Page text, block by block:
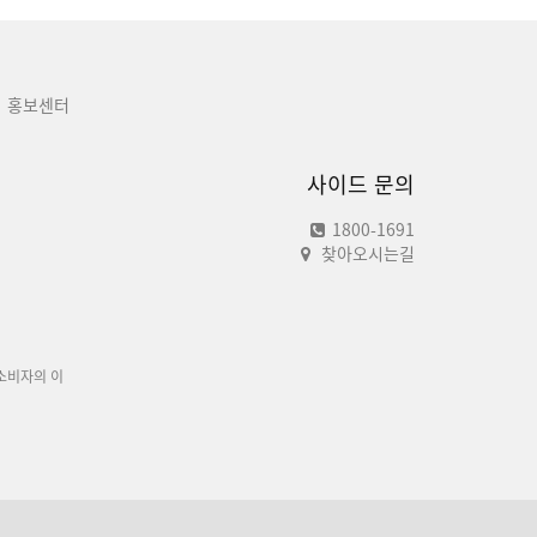
홍보센터
사이드 문의
1800-1691
찾아오시는길
비자의 이